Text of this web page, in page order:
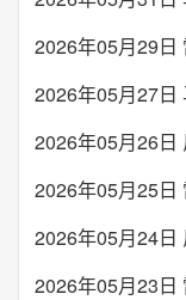
2026年05月29日
2026年05月27日
2026年05月25日
2026年05月23日